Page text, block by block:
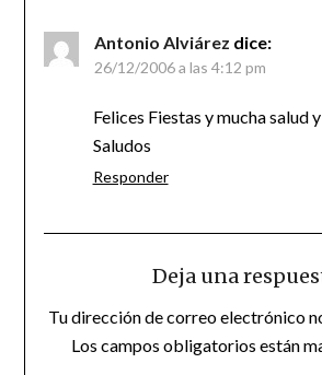
Antonio Alviárez dice:
26/12/2006 a las 4:12 pm
Felices Fiestas y mucha salud
Saludos
Responder
Deja una
Tu dirección de correo electrónico
Los campos obligatorios están